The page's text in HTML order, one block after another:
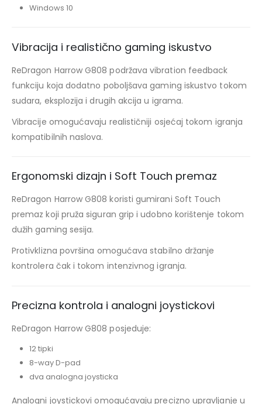
Windows 10
Vibracija i realistično gaming iskustvo
ReDragon Harrow G808 podržava vibration feedback
funkciju koja dodatno poboljšava gaming iskustvo tokom
sudara, eksplozija i drugih akcija u igrama.
Vibracije omogućavaju realističniji osjećaj tokom igranja
kompatibilnih naslova.
Ergonomski dizajn i Soft Touch premaz
ReDragon Harrow G808 koristi gumirani Soft Touch
premaz koji pruža siguran grip i udobno korištenje tokom
dužih gaming sesija.
Protivklizna površina omogućava stabilno držanje
kontrolera čak i tokom intenzivnog igranja.
Precizna kontrola i analogni joystickovi
ReDragon Harrow G808 posjeduje:
12 tipki
8-way D-pad
dva analogna joysticka
Analogni joystickovi omogućavaju precizno upravljanje u